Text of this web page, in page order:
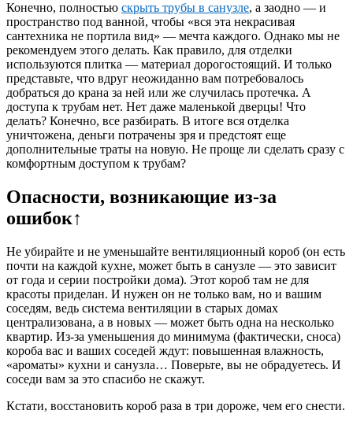
Конечно, полностью скрыть трубы в санузле, а заодно — и
пространство под ванной, чтобы «вся эта некрасивая
сантехника не портила вид» — мечта каждого. Однако мы не
рекомендуем этого делать. Как правило, для отделки
используются плитка — материал дорогостоящий. И только
представьте, что вдруг неожиданно вам потребовалось
добраться до крана за ней или же случилась протечка. А
доступа к трубам нет. Нет даже маленькой дверцы! Что
делать? Конечно, все разбирать. В итоге вся отделка
уничтожена, деньги потрачены зря и предстоят еще
дополнительные траты на новую. Не проще ли сделать сразу с
комфортным доступом к трубам?
Опасности, возникающие из-за
ошибок↑
Не убирайте и не уменьшайте вентиляционный короб (он есть
почти на каждой кухне, может быть в санузле — это зависит
от года и серии постройки дома). Этот короб там не для
красоты приделан. И нужен он не только вам, но и вашим
соседям, ведь система вентиляции в старых домах
централизована, а в новых — может быть одна на несколько
квартир. Из-за уменьшения до минимума (фактически, сноса)
короба вас и ваших соседей ждут: повышенная влажность,
«ароматы» кухни и санузла… Поверьте, вы не обрадуетесь. И
соседи вам за это спасибо не скажут.
Кстати, восстановить короб раза в три дороже, чем его снести.